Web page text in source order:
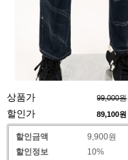
상품가 99,000원
할인가 89,100원
할인금액
9,900원
할인정보
10%